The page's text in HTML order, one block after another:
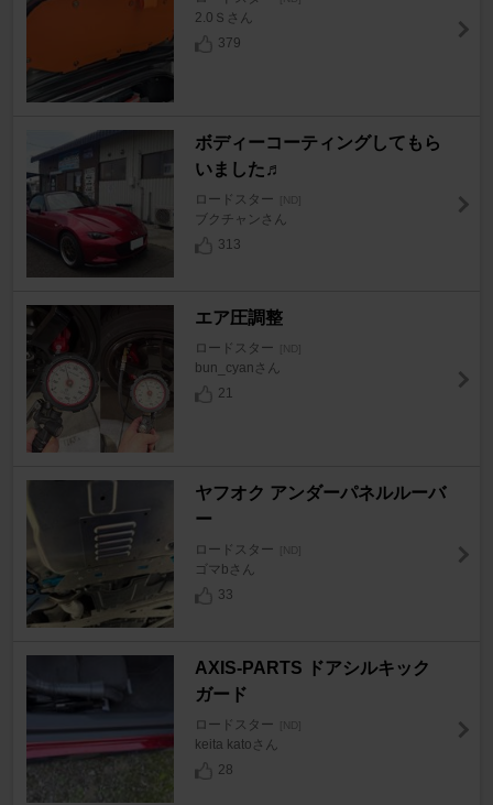
2.0Ｓさん
379
ボディーコーティングしてもら
いました♬
ロードスター [ND]
ブクチャンさん
313
エア圧調整
ロードスター [ND]
bun_cyanさん
21
ヤフオク アンダーパネルルーバ
ー
ロードスター [ND]
ゴマbさん
33
AXIS-PARTS ドアシルキック
ガード
ロードスター [ND]
keita katoさん
28